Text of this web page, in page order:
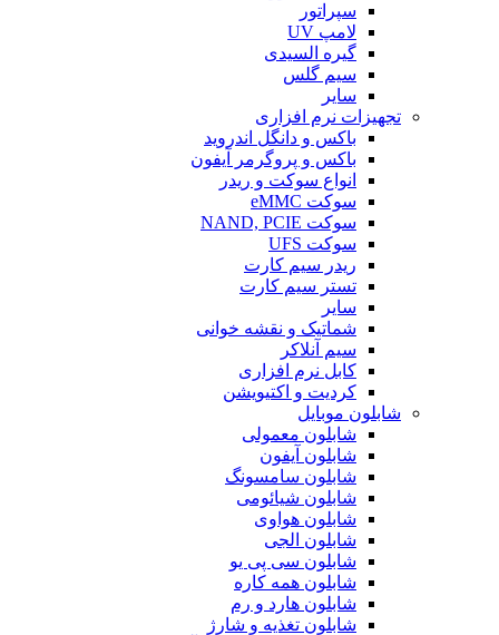
سپراتور
لامپ UV
گیره السیدی
سیم گلس
سایر
تجهیزات نرم افزاری
باکس و دانگل اندروید
باکس و پروگرمر آیفون
انواع سوکت و ریدر
سوکت eMMC
سوکت NAND, PCIE
سوکت UFS
ریدر سیم کارت
تستر سیم کارت
سایر
شماتیک و نقشه خوانی
سیم آنلاکر
کابل نرم افزاری
کردیت و اکتیویشن
شابلون موبایل
شابلون معمولی
شابلون آیفون
شابلون سامسونگ
شابلون شیائومی
شابلون هواوی
شابلون الجی
شابلون سی پی یو
شابلون همه کاره
شابلون هارد و رم
شابلون تغذیه و شارژ